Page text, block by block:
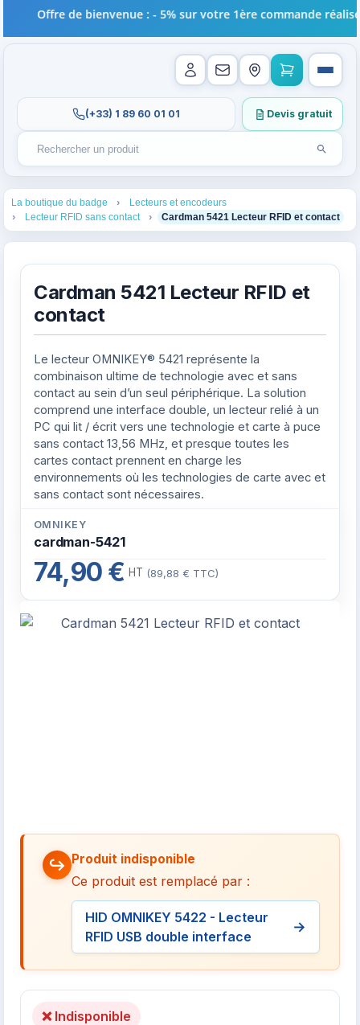
Rechercher un produit
Recherches récentes au focus. Tapez au moins 2
Lancer
(+33) 1 89 60 01 01 Devis gratuit
Offre de bienvenue : - 5% sur votre 1ère commande
La boutique du badge Lecteurs et encodeurs
Lecteur RFID sans contact Cardman 5421 Lecteur RFID et contact 4
Cardman 5421 Lecteur RFID et
contact
Le lecteur OMNIKEY® 5421 représente la
combinaison ultime de technologie avec et sans
contact au sein d’un seul périphérique. La solution
comprend une interface double, un lecteur relié à un
PC qui lit / écrit vers une technologie et carte à puce
sans contact 13,56 MHz, et presque toutes les
cartes contact prennent en charge les
environnements où les technologies de carte avec et
sans contact sont nécessaires.
Produit indisponible
Ce produit est remplacé par :
HID OMNIKEY 5422 - Lecteur
RFID USB double interface
OMNIKEY
cardman-5421
74,90 € HT (89,88 € TTC)
❌ Indisponible